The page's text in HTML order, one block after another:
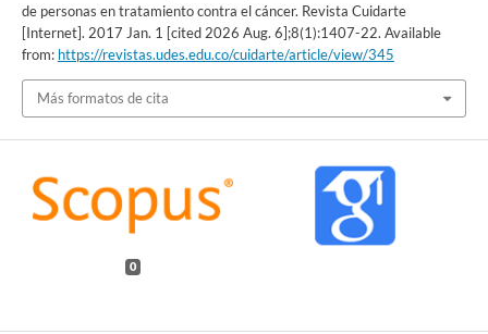
de personas en tratamiento contra el cáncer. Revista Cuidarte
[Internet]. 2017 Jan. 1 [cited 2026 Aug. 6];8(1):1407-22. Available
from: https://revistas.udes.edu.co/cuidarte/article/view/345
Más formatos de cita
0